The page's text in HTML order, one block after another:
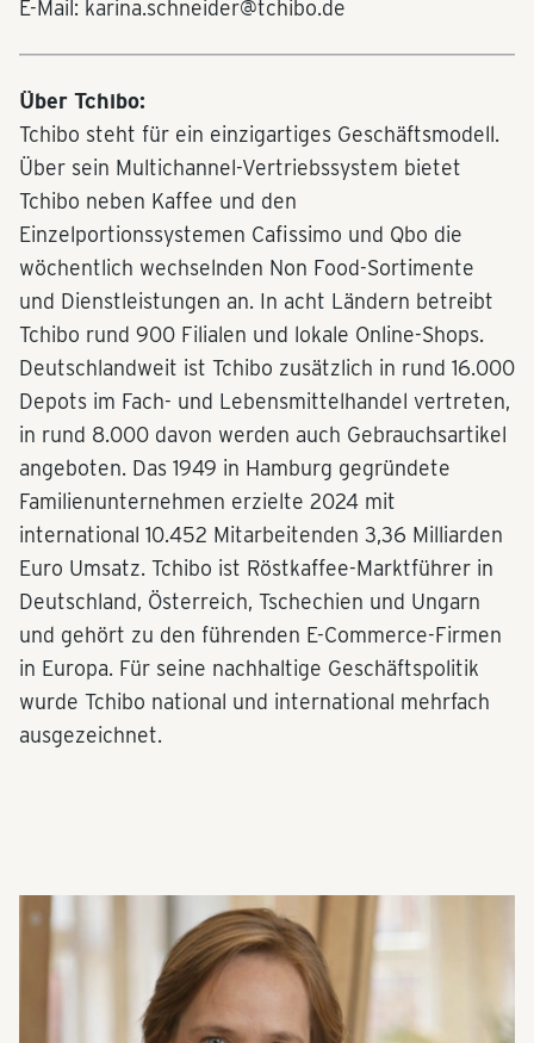
E-Mail: karina.schneider@tchibo.de
Über Tchibo:
Tchibo steht für ein einzigartiges Geschäftsmodell.
Über sein Multichannel-Vertriebssystem bietet
Tchibo neben Kaffee und den
Einzelportionssystemen Cafissimo und Qbo die
wöchentlich wechselnden Non Food-Sortimente
und Dienstleistungen an. In acht Ländern betreibt
Tchibo rund 900 Filialen und lokale Online-Shops.
Deutschlandweit ist Tchibo zusätzlich in rund 16.000
Depots im Fach- und Lebensmittelhandel vertreten,
in rund 8.000 davon werden auch Gebrauchsartikel
angeboten. Das 1949 in Hamburg gegründete
Familienunternehmen erzielte 2024 mit
international 10.452 Mitarbeitenden 3,36 Milliarden
Euro Umsatz. Tchibo ist Röstkaffee-Marktführer in
Deutschland, Österreich, Tschechien und Ungarn
und gehört zu den führenden E-Commerce-Firmen
in Europa. Für seine nachhaltige Geschäftspolitik
wurde Tchibo national und international mehrfach
ausgezeichnet.